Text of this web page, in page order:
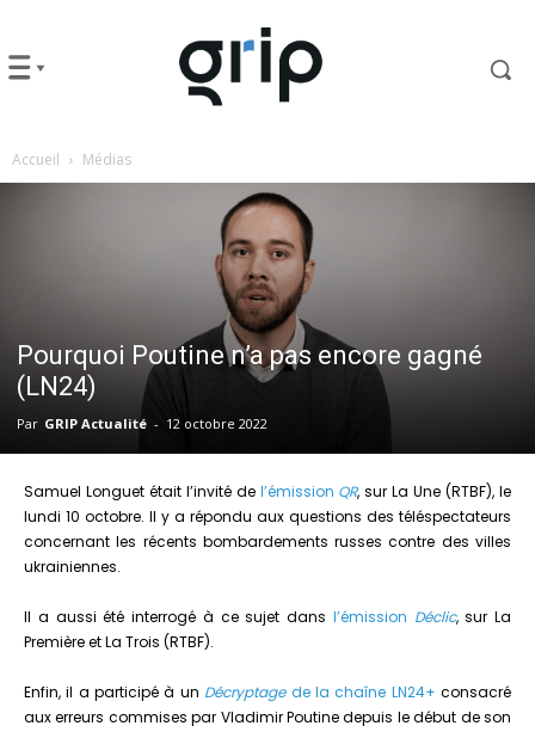
Accueil Médias
Pourquoi Poutine n’a pas encore gagné
(LN24)
Par GRIP Actualité - 12 octobre 2022
Samuel Longuet était l’invité de l’émission QR, sur La Une (RTBF), le
lundi 10 octobre. Il y a répondu aux questions des téléspectateurs
concernant les récents bombardements russes contre des villes
ukrainiennes.
Il a aussi été interrogé à ce sujet dans l’émission Déclic, sur La
Première et La Trois (RTBF).
Enfin, il a participé à un Décryptagede la chaîne LN24+ consacré
aux erreurs commises par Vladimir Poutine depuis le début de son